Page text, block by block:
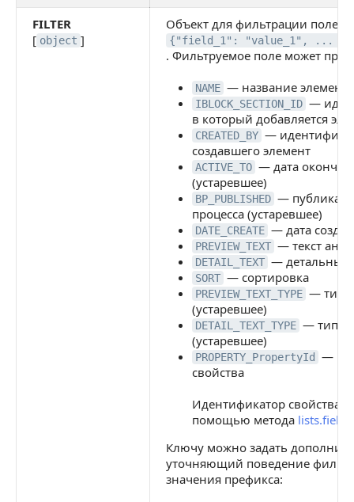
FILTER
[ object ]
Объект для фильтрации полей
{"field_1": "value_1", ...
. Фильтруемое поле может
NAME — название элемента
IBLOCK_SECTION_ID —
в который добавляется
CREATED_BY —
создавшего элемент
ACTIVE_TO — дата
(устаревшее)
BP_PUBLISHED —
процесса (устаревшее)
DATE_CREATE — дата
PREVIEW_TEXT — текст
DETAIL_TEXT — детальный
SORT — сортировка
PREVIEW_TEXT_TYPE — тип
(устаревшее)
DETAIL_TEXT_TYPE — тип
(устаревшее)
PROPERTY_PropertyId
—
свойства
Идентификатор свойства
помощью метода
Ключу можно задать
уточняющий поведение
значения префикса: